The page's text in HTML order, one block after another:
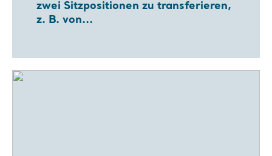
zwei Sitzpositionen zu transferieren,
z. B. von...